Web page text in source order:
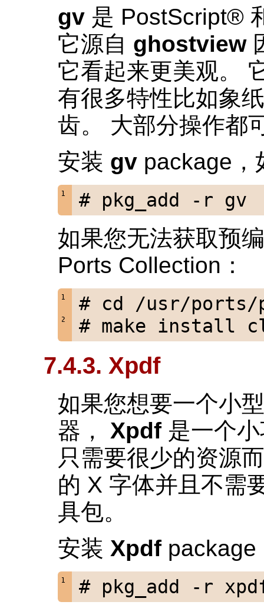
gv 是 PostScript®
它源自 ghostview
它看起来更美观。
有很多特性比如象
齿。 大部分操作都
安装 gv package，
# pkg_add -r gv
如果您无法获取预
Ports Collection：
# cd /usr/
# make install
7.4.3. Xpdf
如果您想要一个小
器， Xpdf 是一个
只需要很少的资源
的 X 字体并且不需
具包。
安装 Xpdf package
# pkg_add -r